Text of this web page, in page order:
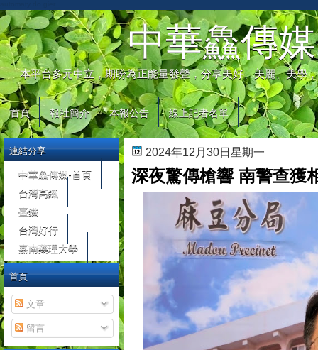
中華鱻傳媒
本平台多元中立，期盼為正能量發聲，分享美好、美麗、美學
首頁 報社簡介 本報公告 線上記者名單
2024年12月30日星期一
深夜驚傳槍響 南警查獲
連結分享
中華鱻傳媒-首頁
台灣高鐵
臺鐵
台灣好行
嘉南藥理大學
首頁
文章
留言